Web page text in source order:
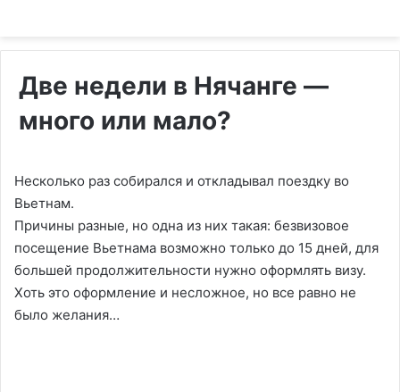
Две недели в Нячанге —
много или мало?
Несколько раз собирался и откладывал поездку во
Вьетнам.
Причины разные, но одна из них такая: безвизовое
посещение Вьетнама возможно только до 15 дней, для
большей продолжительности нужно оформлять визу.
Хоть это оформление и несложное, но все равно не
было желания…